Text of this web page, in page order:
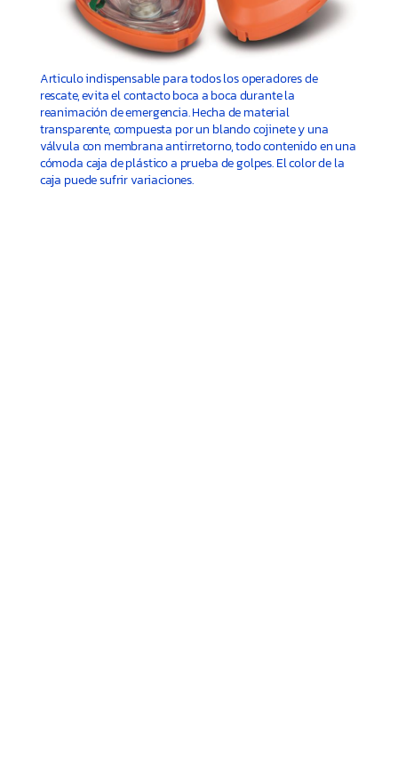
Articulo indispensable para todos los operadores de
rescate, evita el contacto boca a boca durante la
reanimación de emergencia. Hecha de material
transparente, compuesta por un blando cojinete y una
válvula con membrana antirretorno, todo contenido en una
cómoda caja de plástico a prueba de golpes. El color de la
caja puede sufrir variaciones.